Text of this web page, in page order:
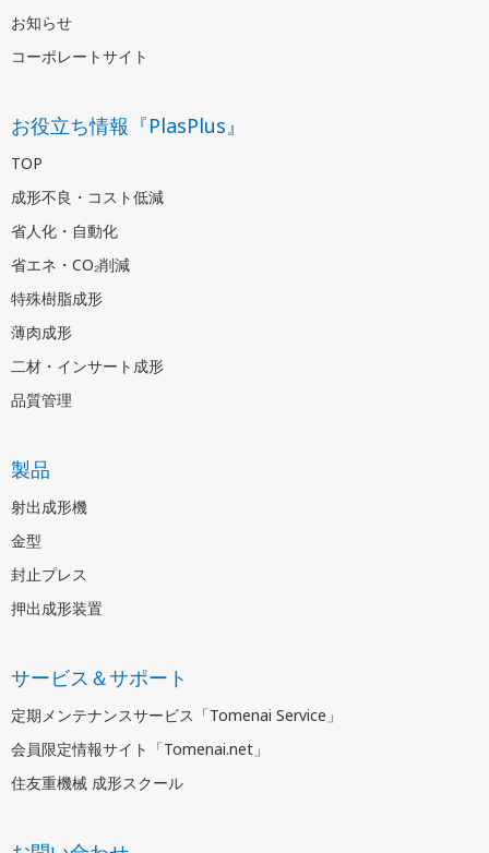
お知らせ
コーポレートサイト
お役立ち情報『PlasPlus』
TOP
成形不良・コスト低減
省人化・自動化
省エネ・CO₂削減
特殊樹脂成形
薄肉成形
二材・インサート成形
品質管理
製品
射出成形機
金型
封止プレス
押出成形装置
サービス＆サポート
定期メンテナンスサービス「Tomenai Service」
会員限定情報サイト「Tomenai.net」
住友重機械 成形スクール